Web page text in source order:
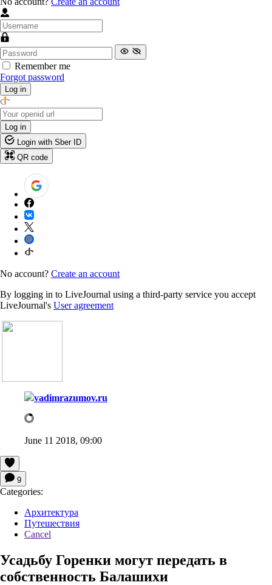
Remember me
Forgot password
Log in
Log in
Login with Sber ID
QR code
No account? Create an account
By logging in to LiveJournal using a third-party service you accept
LiveJournal's User agreement
vadimrazumov.ru
June 11 2018, 09:00
9
Categories:
Архитектура
Путешествия
Cancel
Усадьбу Горенки могут передать в
собственность Балашихи